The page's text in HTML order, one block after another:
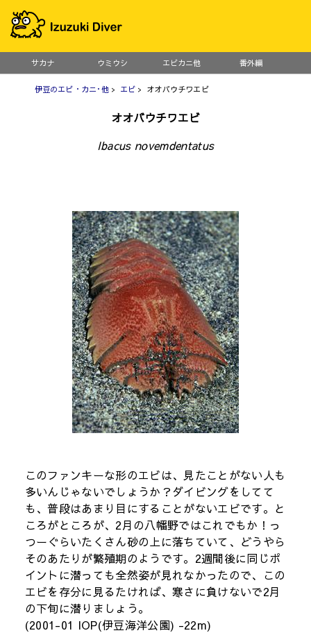
サカナ ウミウシ エビカニ他 番外編
伊豆のエビ・カニ･他> エビ > オオバウチワエビ
オオバウチワエビ
Ibacus novemdentatus
このファンキーな形のエビは、見たことがない人も
多いんじゃないでしょうか？ダイビングをしてて
も、普段はあまり目にすることがないエビです。と
ころがところが、2月の八幡野ではこれでもか！っ
つーぐらいたくさん砂の上に落ちていて、どうやら
そのあたりが繁殖期のようです。2週間後に同じポ
イントに潜っても全然姿が見れなかったので、この
エビを存分に見るたければ、寒さに負けないで2月
の下旬に潜りましょう。
(2001-01 IOP(伊豆海洋公園) -22m)